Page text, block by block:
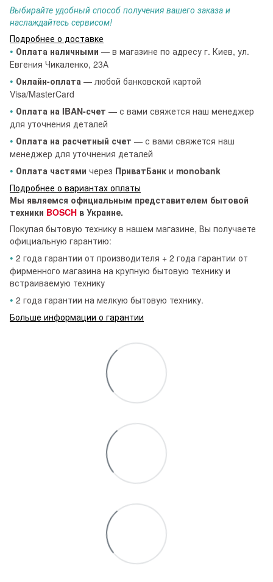
Выбирайте удобный способ получения вашего заказа и
наслаждайтесь сервисом!
Подробнее о доставке
• Оплата наличными — в магазине по адресу г. Киев, ул.
Евгения Чикаленко, 23А
• Онлайн-оплата — любой банковской картой
Visa/MasterCard
• Оплата на IBAN-счет — с вами свяжется наш менеджер
для уточнения деталей
• Оплата на расчетный счет — с вами свяжется наш
менеджер для уточнения деталей
• Оплата частями через ПриватБанк и monobank
Подробнее о вариантах оплаты
Мы являемся официальным представителем бытовой
техники BOSCH в Украине.
Покупая бытовую технику в нашем магазине, Вы получаете
официальную гарантию:
• 2 года гарантии от производителя + 2 года гарантии от
фирменного магазина на крупную бытовую технику и
встраиваемую технику
• 2 года гарантии на мелкую бытовую технику.
Больше информации о гарантии